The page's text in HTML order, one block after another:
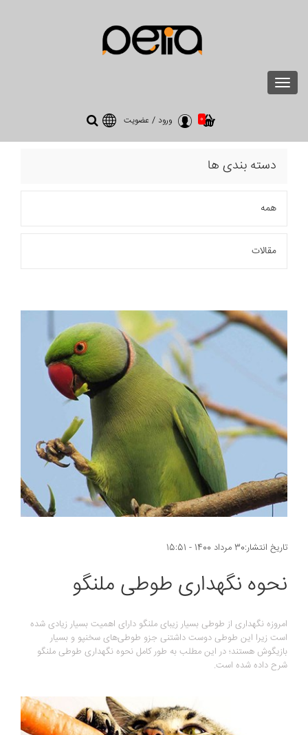
Toggle
navigation
0 ورود / عضویت
دسته بندی ها
همه
مقالات
تاریخ انتشار:30 مرداد 1400 - 15:51
نحوه نگهداری طوطی ملنگو
امروزه نگهداری از طوطی بسیار زیبای ملنگو دارای اهمیت بسیار زیادی شده
است زیرا این طوطی دوست داشتنی جزو طوطی‌های سخنپو و بسیار
بازیگوش هستند؛ در این مطلب به طور کامل نحوه نگهداری طوطی ملنگو
شرح داده شده است.